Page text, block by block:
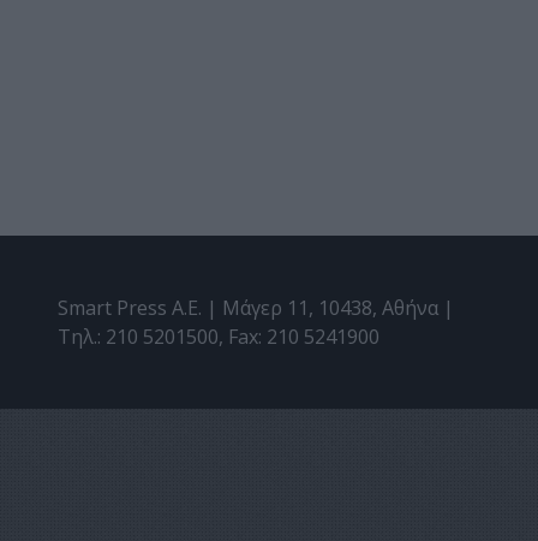
Smart Press A.E. | Μάγερ 11, 10438, Αθήνα |
Τηλ.: 210 5201500, Fax: 210 5241900